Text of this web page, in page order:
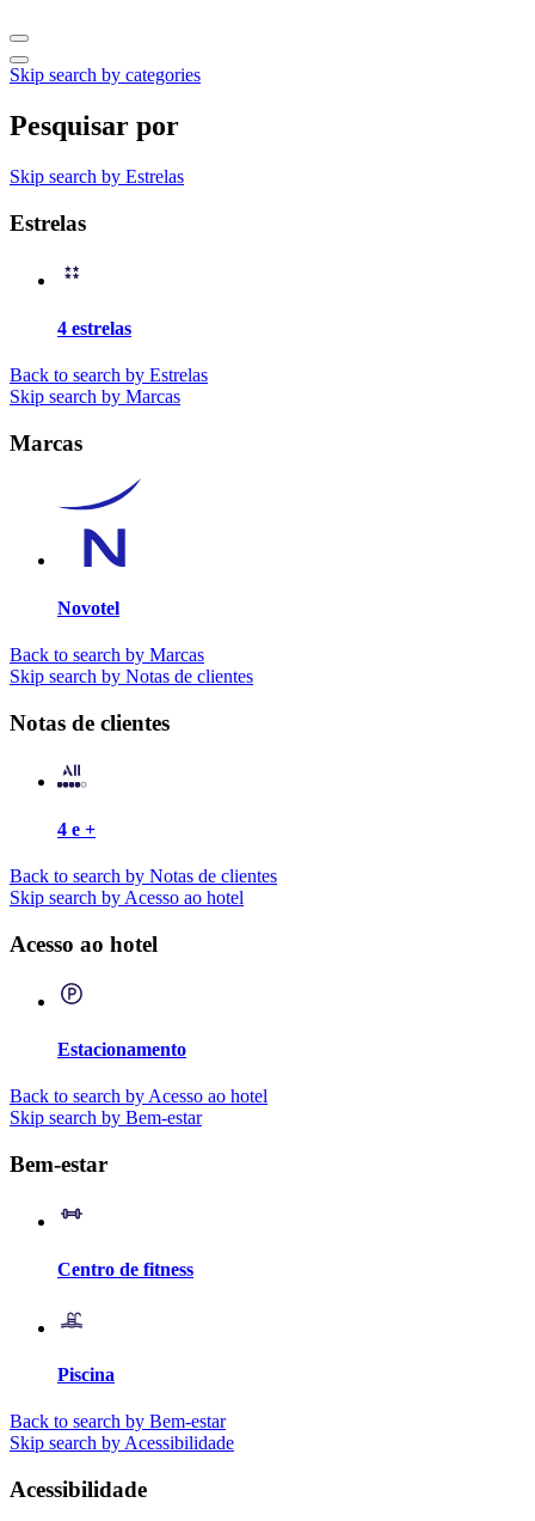
Skip search by categories
Pesquisar por
Skip search by Estrelas
Estrelas
4 estrelas
Back to search by Estrelas
Skip search by Marcas
Marcas
Novotel
Back to search by Marcas
Skip search by Notas de clientes
Notas de clientes
4 e +
Back to search by Notas de clientes
Skip search by Acesso ao hotel
Acesso ao hotel
Estacionamento
Back to search by Acesso ao hotel
Skip search by Bem-estar
Bem-estar
Centro de fitness
Piscina
Back to search by Bem-estar
Skip search by Acessibilidade
Acessibilidade